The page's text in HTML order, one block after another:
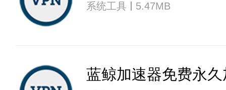
系统工具 5.47MB
蓝鲸加速器免费永